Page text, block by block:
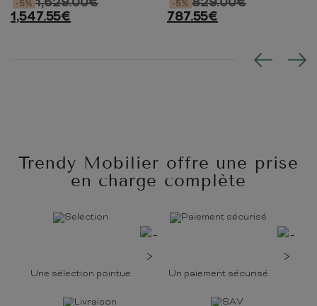
1,629.00€
-5%
1,547.55€
829.00€
-5%
787.55€
Trendy Mobilier offre une prise
en charge complète
Une sélection pointue Un paiement sécurisé